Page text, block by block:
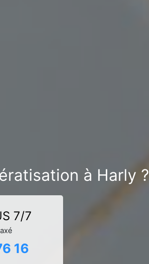
à Harly ?
7/7
16